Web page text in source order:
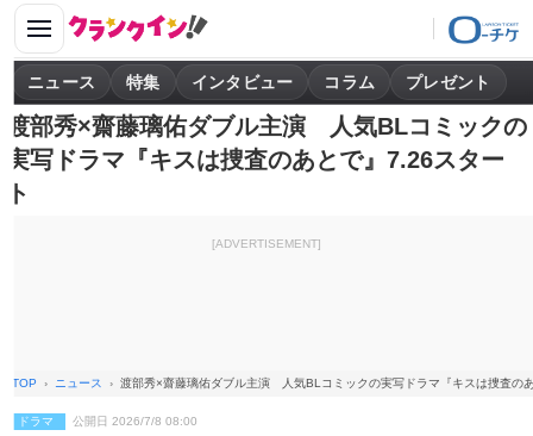
ニュース 特集 インタビュー コラム プレゼント
渡部秀×齋藤璃佑ダブル主演 人気BLコミックの
実写ドラマ『キスは捜査のあとで』7.26スター
ト
[ADVERTISEMENT]
TOP ニュース 渡部秀×齋藤璃佑ダブル主演 人気BLコミックの実写ドラマ『キスは捜査の
ドラマ 公開日 2026/7/8 08:00